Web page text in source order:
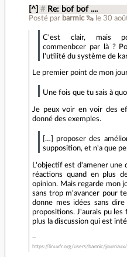
[^] # Re: bof bof ....
Posté par barmic 🦦 le 30
C'est clair, mais
commenbcer par là ?
l'utilité du système de
Le premier point de mon
Une fois que tu sais à
Je peux voir en voir des
donné des exemples.
[…] proposer des
supposition, et n'a que
L'objectif est d'amener une
réactions quand en plus
opinion. Mais regarde mon
sans trop m'avancer pour
donne mes idées sans
propositions. J'aurais pu
plus la discussion qui est
https://linuxfr.org/users/barmic/journaux/